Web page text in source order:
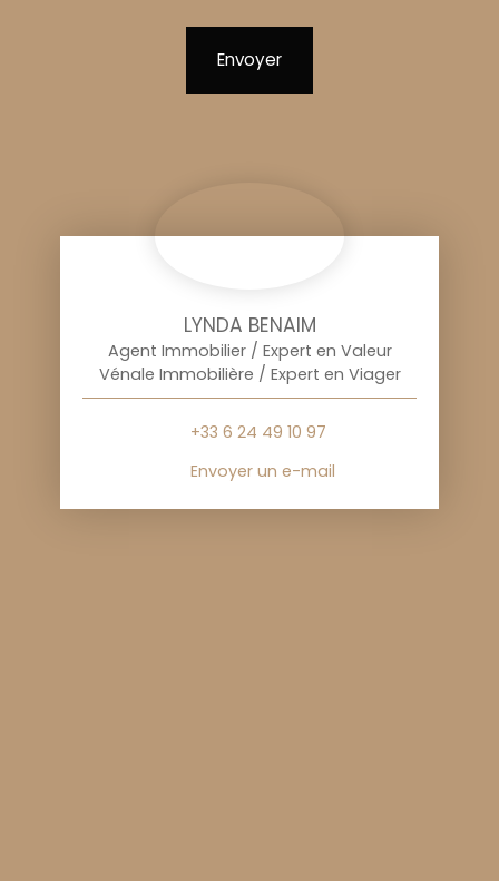
Envoyer
LYNDA BENAIM
Agent Immobilier / Expert en Valeur
Vénale Immobilière / Expert en Viager
+33 6 24 49 10 97
Envoyer un e-mail